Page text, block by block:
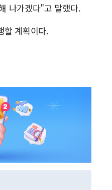
나가겠다"고 말했다.
할 계획이다.